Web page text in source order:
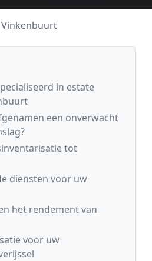
Vinkenbuurt
in estate
een onverwacht
tot
diensten voor uw
het rendement van
voor uw